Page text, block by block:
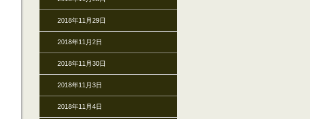
2018年11月29日
2018年11月2日
2018年11月30日
2018年11月3日
2018年11月4日